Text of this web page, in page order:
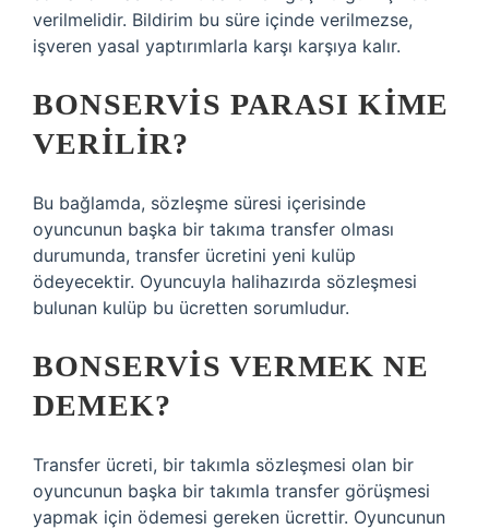
verilmelidir. Bildirim bu süre içinde verilmezse,
işveren yasal yaptırımlarla karşı karşıya kalır.
BONSERVIS PARASI KIME
VERILIR?
Bu bağlamda, sözleşme süresi içerisinde
oyuncunun başka bir takıma transfer olması
durumunda, transfer ücretini yeni kulüp
ödeyecektir. Oyuncuyla halihazırda sözleşmesi
bulunan kulüp bu ücretten sorumludur.
BONSERVIS VERMEK NE
DEMEK?
Transfer ücreti, bir takımla sözleşmesi olan bir
oyuncunun başka bir takımla transfer görüşmesi
yapmak için ödemesi gereken ücrettir. Oyuncunun